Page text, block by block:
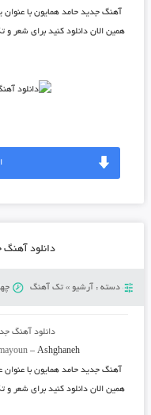
آهنگ جدیدحامد همایون با عنوان
همین الان دانلود کنید برای شعر
دانلود آهنگ
دسته : آرشیو » تک آهنگ
دانلود آهنگ
–Ashghaneh
آهنگ جدیدحامد همایون با عنوان
همین الان دانلود کنید برای شعر